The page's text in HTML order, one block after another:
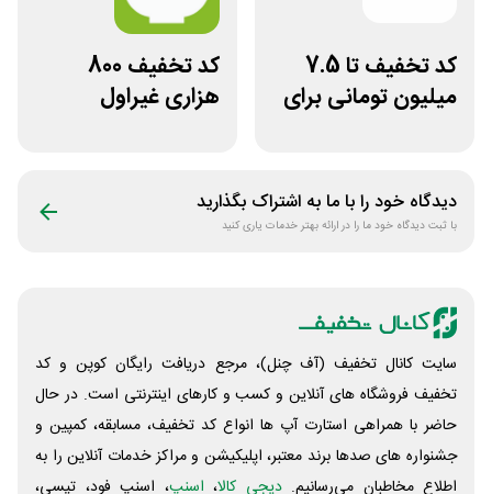
کد تخفیف تا 7.5
میلیون تومانی برای
کد تخفیف 800
هزاری غیراول
دیدگاه خود را با ما به اشتراک بگذارید
با ثبت دیدگاه خود ما را در ارائه بهتر خدمات یاری کنید
سایت کانال تخفیف (آف چنل)، مرجع دریافت رایگان کوپن و کد
تخفیف فروشگاه های آنلاین و کسب و‌ کارهای اینترنتی است. در حال
حاضر با همراهی استارت آپ ها انواع کد تخفیف، مسابقه، کمپین و
جشنواره های صدها برند معتبر، اپلیکیشن و مراکز خدمات آنلاین را به
اطلاع مخاطبان می‌رسانیم. دیجی کالا، اسنپ، اسنپ فود، تپسی،